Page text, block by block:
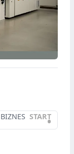
BIZNES START
•